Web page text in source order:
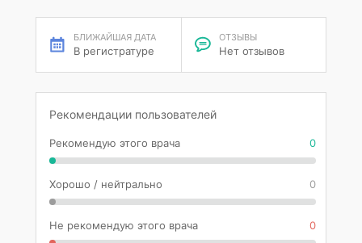
БЛИЖАЙШАЯ ДАТА
В регистратуре
ОТЗЫВЫ
Нет отзывов
Рекомендации пользователей
Рекомендую этого врача 0
Хорошо / нейтрально 0
Не рекомендую этого врача 0